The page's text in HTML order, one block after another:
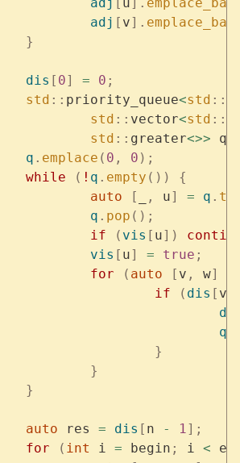
			adj
[ v].
		}
		dis
[ 0] = 0 ;
		std
:: priority_queue<std ::
			std
:: vector<std ::
			std
:: greater<>> q
		q
. emplace ( 0 , 0 );
		while
( ! q . empty ())
{
			auto
[ , u] = q .
			q
. pop ();
			if
( vis [ u])
			vis
[ u] = true ;
			for
( auto [ v , w]
				if
( dis [ v
					q
				}
			}
		}
		auto
res = dis [ n - 1];
		for
( int i = begin ; i <